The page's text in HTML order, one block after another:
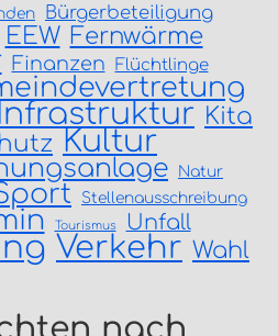
Bürgerbeteiligung
EEW Fernwärme
Finanzen Flüchtlinge
Kita
Kultur
Natur
Stellenausschreibung
Tourismus Unfall
Verkehr Wahl